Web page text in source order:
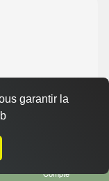
Compte
garantir la